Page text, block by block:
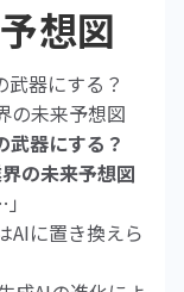
想図
器にする？
の未来予想図
武器にする？
の未来予想図
AIに置き換えら